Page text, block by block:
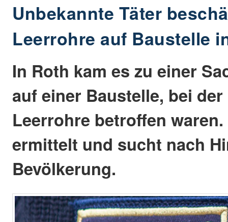
Unbekannte Täter
Leerrohre auf Baustelle
In Roth kam es zu einer
auf einer Baustelle, bei
Leerrohre betroffen
ermittelt und sucht nach
Bevölkerung.